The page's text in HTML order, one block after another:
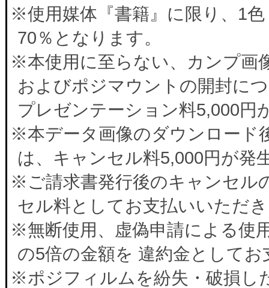
※使用媒体『書籍』に限り、1
70％となります。
※本使用に至らない、カンプ画
およびポジマウントの開封に
プレゼンテーション料5,000円
※本データ画像のダウンロード
は、キャンセル料5,000円が発
※ご請求書発行後のキャンセル
セル料としてお支払いいただ
※無断使用、虚偽申請による使
の5倍の金額を 違約金として
※ポジフィルムを紛失・破損し